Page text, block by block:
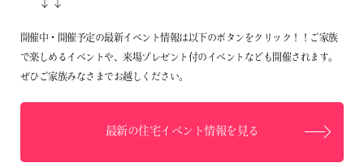
↓↓
開催中・開催予定の最新イベント情報は以下のボタンをクリック！！ご家族
で楽しめるイベントや、来場プレゼント付のイベントなども開催されます。
ぜひご家族みなさまでお越しください。
最新の住宅イベント情報を見る